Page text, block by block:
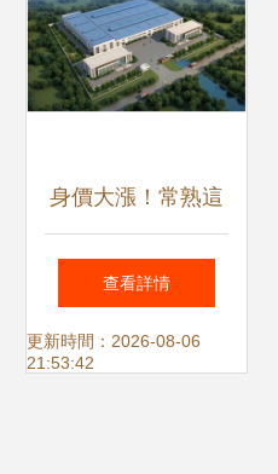
身價大漲！常熟這
個地方憑借辦公設
備產業鏈，未來發
查看詳情
更新時間：2026-08-06
21:53:42